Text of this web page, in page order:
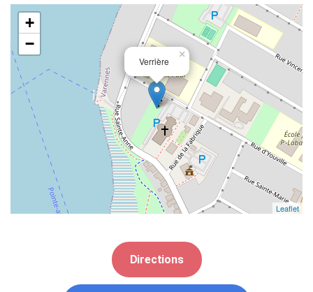
Verrière
×
+
−
Leaflet
Directions